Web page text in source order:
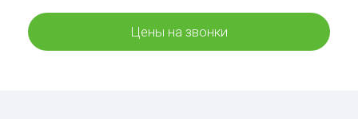
Цены на звонки